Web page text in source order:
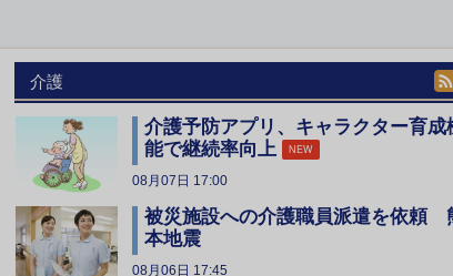
介護
介護予防アプリ、キャラクター育成
能で継続率向上
NEW
08月07日 17:00
被災施設への介護職員派遣を依頼
本地震
08月06日 17:45